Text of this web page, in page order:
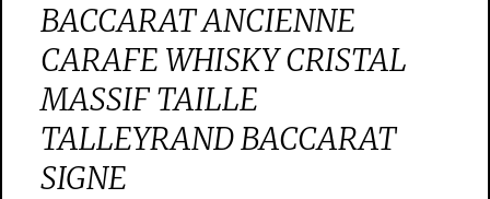
BACCARAT ANCIENNE
CARAFE WHISKY CRISTAL
MASSIF TAILLE
TALLEYRAND BACCARAT
SIGNE